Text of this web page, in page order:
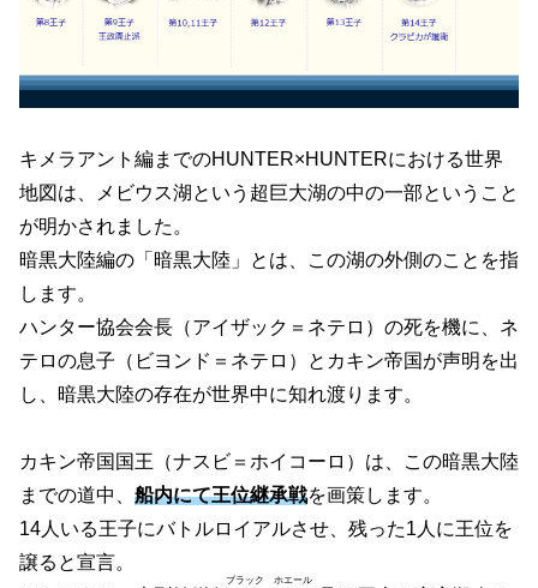
キメラアント編までのHUNTER×HUNTERにおける世界
地図は、メビウス湖という超巨大湖の中の一部ということ
が明かされました。
暗黒大陸編の「暗黒大陸」とは、この湖の外側のことを指
します。
ハンター協会会長 （アイザック＝ネテロ） の死を機に、ネ
テロの息子 （ビヨンド＝ネテロ）
とカキン帝国が声明を出
し、暗黒大陸の存在が世界中に知れ渡ります。
カキン帝国国王 （ナスビ＝ホイコーロ） は、この暗黒大陸
までの道中、 船内にて王位継承戦を画策します。
14人いる王子にバトルロイアルさせ、残った1人に王位を
譲ると宣言。
ブラック ホエール